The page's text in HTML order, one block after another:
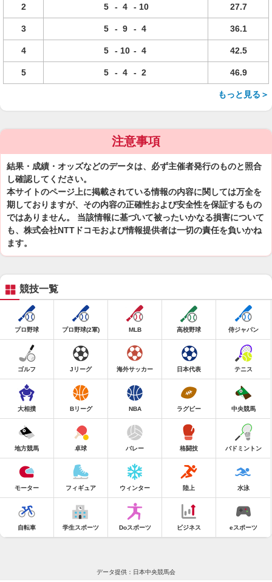
2 5 - 4 - 10 27.7
3 5 - 9 - 4 36.1
4 5 - 10 - 4 42.5
5 5 - 4 - 2 46.9
もっと見る＞
注意事項
結果・成績・オッズなどのデータは、必ず主催者発行のものと照合
し確認してください。
本サイトのページ上に掲載されている情報の内容に関しては万全を
期しておりますが、その内容の正確性および安全性を保証するもの
ではありません。 当該情報に基づいて被ったいかなる損害について
も、株式会社NTTドコモおよび情報提供者は一切の責任を負いかね
ます。
競技一覧
プロ野球 プロ野球(2軍) MLB 高校野球 侍ジャパン
ゴルフ Jリーグ 海外サッカー 日本代表 テニス
大相撲 Bリーグ NBA ラグビー 中央競馬
地方競馬 卓球 バレー 格闘技 バドミントン
モーター フィギュア ウィンター 陸上 水泳
自転車 学生スポーツ Doスポーツ ビジネス eスポーツ
データ提供：日本中央競馬会